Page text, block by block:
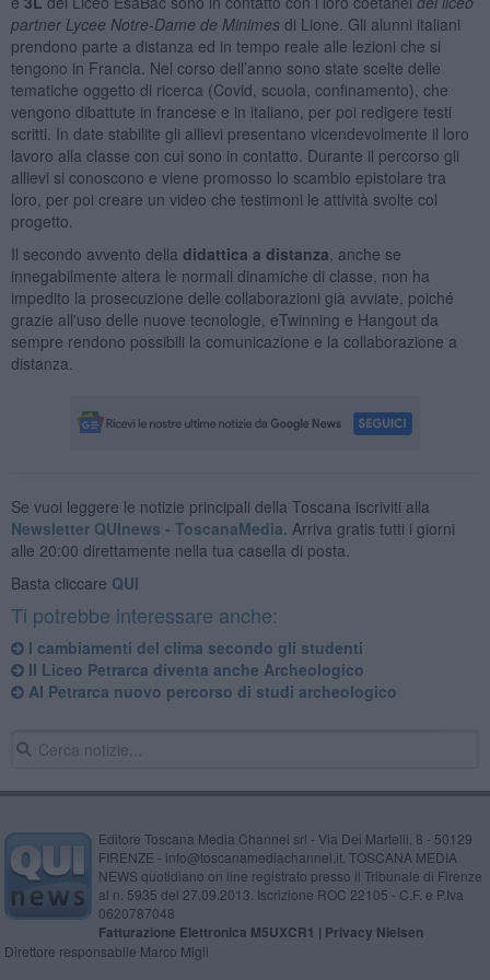
partner Lycee Notre-Dame de Minimes di Lione. Gli alunni italiani
prendono parte a distanza ed in tempo reale alle lezioni che si
tengono in Francia. Nel corso dell’anno sono state scelte delle
tematiche oggetto di ricerca (Covid, scuola, confinamento), che
vengono dibattute in francese e in italiano, per poi redigere testi
scritti. In date stabilite gli allievi presentano vicendevolmente il loro
lavoro alla classe con cui sono in contatto. Durante il percorso gli
allievi si conoscono e viene promosso lo scambio epistolare tra
loro, per poi creare un video che testimoni le attività svolte col
progetto.
Il secondo avvento della didattica a distanza , anche se
innegabilmente altera le normali dinamiche di classe, non ha
impedito la prosecuzione delle collaborazioni già avviate, poiché
grazie all'uso delle nuove tecnologie, eTwinning e Hangout da
sempre rendono possibili la comunicazione e la collaborazione a
distanza.
Se vuoi leggere le notizie principali della Toscana iscriviti alla
Newsletter QUInews - ToscanaMedia. Arriva gratis tutti i giorni
alle 20:00 direttamente nella tua casella di posta.
Basta cliccare QUI
Ti potrebbe interessare anche:
I cambiamenti del clima secondo gli studenti
Il Liceo Petrarca diventa anche Archeologico
Al Petrarca nuovo percorso di studi archeologico
Editore Toscana Media Channel srl - Via Dei Martelli, 8 - 50129
FIRENZE - info@toscanamediachannel.it. TOSCANA MEDIA
NEWS quotidiano on line registrato presso il Tribunale di Firenze
al n. 5935 del 27.09.2013. Iscrizione ROC 22105 - C.F. e P.Iva
0620787048
Fatturazione Elettronica M5UXCR1 | Privacy Nielsen
Direttore responsabile Marco Migli